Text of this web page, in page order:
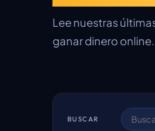
Lee nuestras
ganar dinero online.
BUSCAR